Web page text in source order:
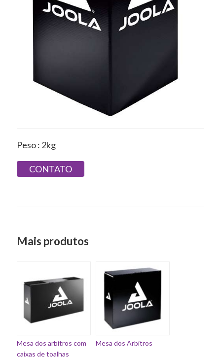
Peso : 2kg
CONTATO
Mais produtos
Mesa dos arbitros com
caixas de toalhas
Mesa dos Arbitros